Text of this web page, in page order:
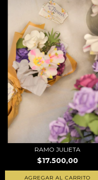
RAMO JULIETA
$17.500,00